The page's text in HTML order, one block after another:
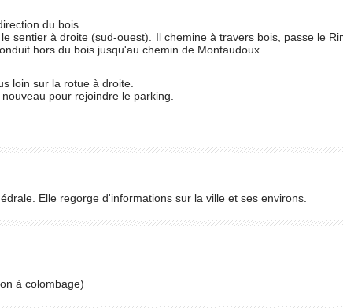
du bois.
sentier à droite (sud-ouest). Il chemine à travers bois, passe le
hors du bois jusqu'au chemin de Montaudoux.
loin sur la rotue à droite.
pour rejoindre le parking.
Elle regorge d'informations sur la ville et ses environs.
à colombage)